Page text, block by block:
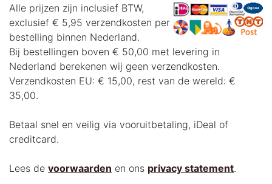
Alle prijzen zijn inclusief BTW,
exclusief € 5,95 verzendkosten per
bestelling binnen Nederland.
Bij bestellingen boven € 50,00 met levering in
Nederland berekenen wij geen verzendkosten.
Verzendkosten EU: € 15,00, rest van de wereld: €
35,00.
Betaal snel en veilig via vooruitbetaling, iDeal of
creditcard.
Lees de voorwaarden en ons privacy statement.